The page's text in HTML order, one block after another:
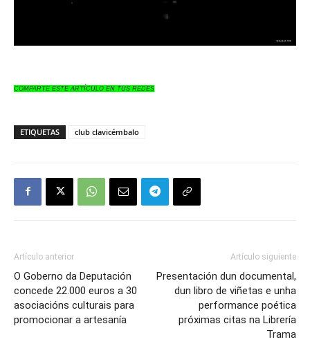
COMPARTE ESTE ARTÍCULO EN TUS REDES
ETIQUETAS club clavicémbalo
Artículo anterior
O Goberno da Deputación
concede 22.000 euros a 30
asociacións culturais para
promocionar a artesanía
Artículo siguiente
Presentación dun documental,
dun libro de viñetas e unha
performance poética
próximas citas na Librería
Trama